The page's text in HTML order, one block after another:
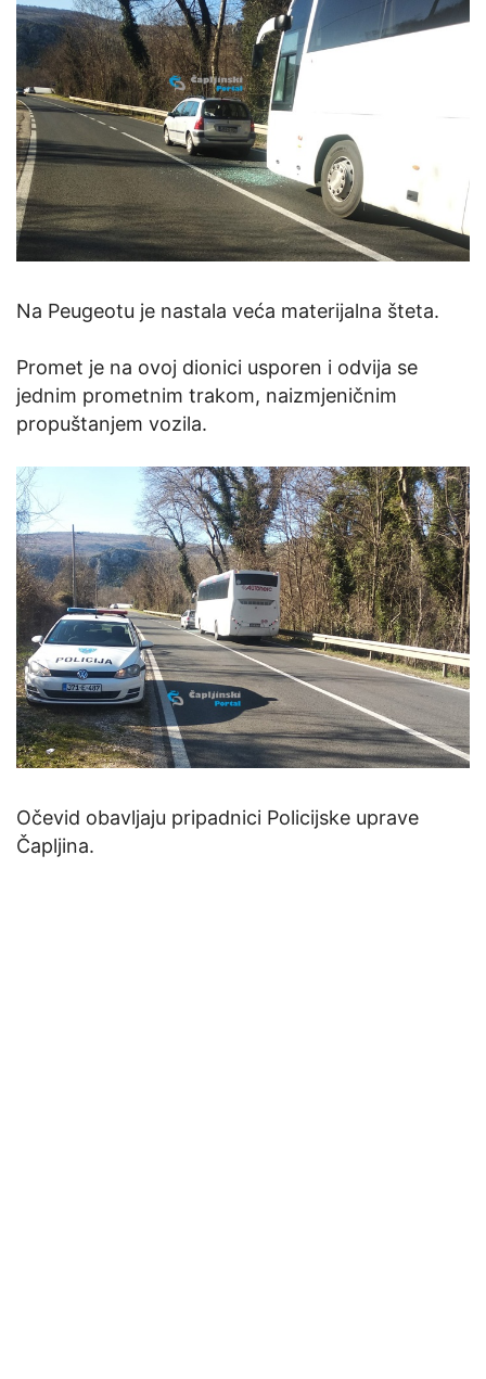
Na Peugeotu je nastala veća materijalna šteta.
Promet je na ovoj dionici usporen i odvija se
jednim prometnim trakom, naizmjeničnim
propuštanjem vozila.
Očevid obavljaju pripadnici Policijske uprave
Čapljina.